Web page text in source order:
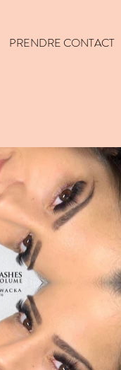
PRENDRE CONTACT